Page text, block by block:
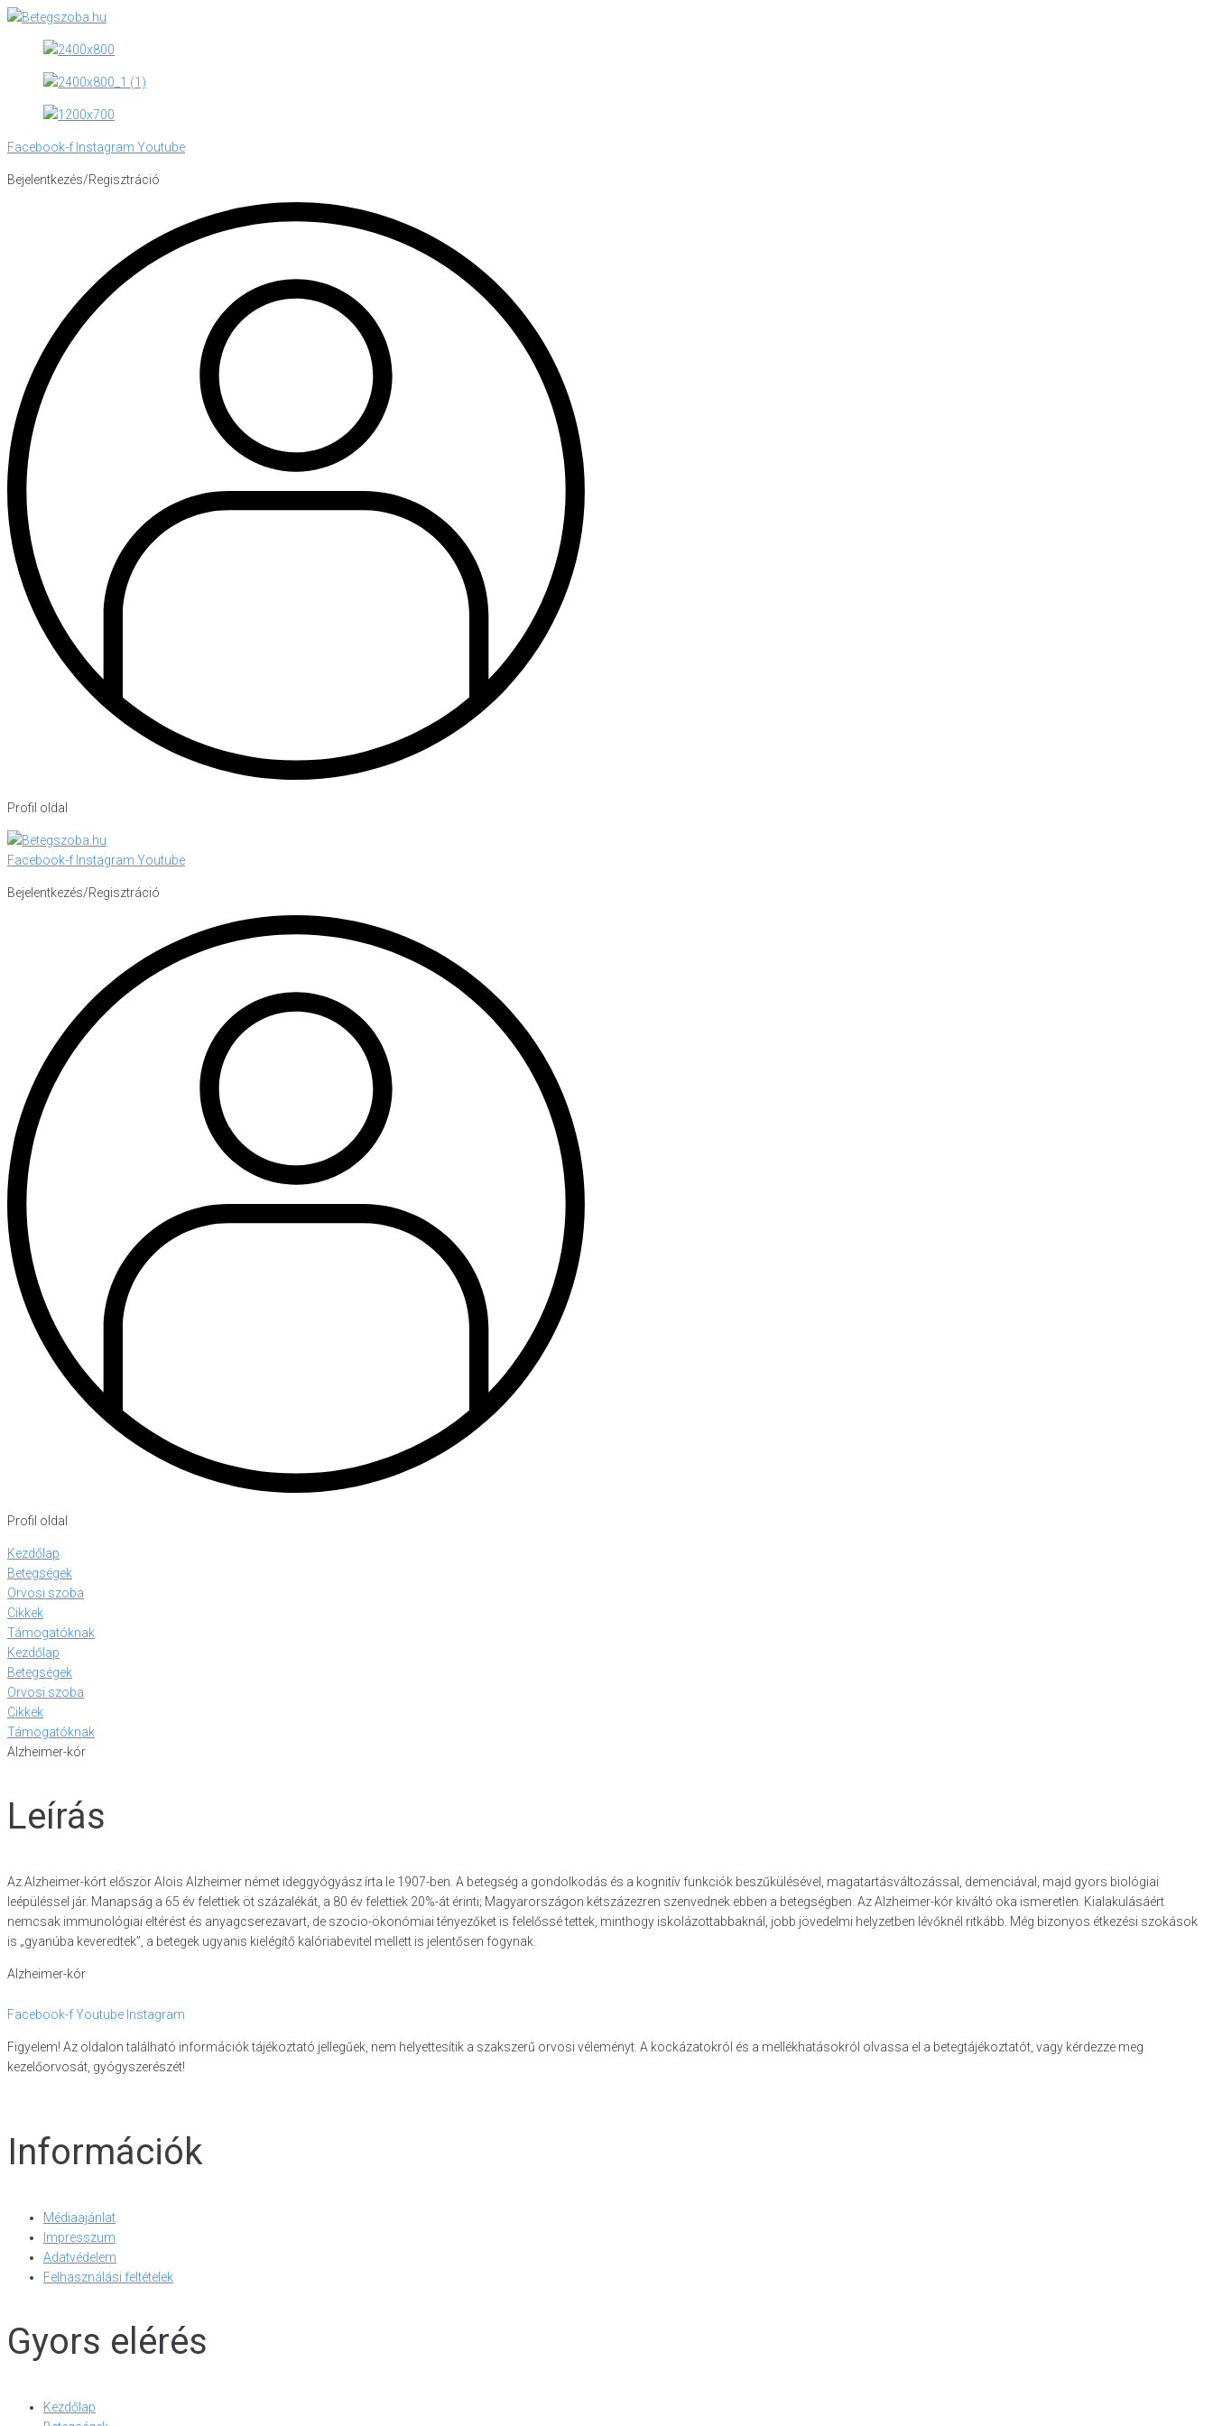
Skip
content
Facebook-f Instagram Youtube
Bejelentkezés/Regisztráció
Profil oldal
Facebook-f Instagram Youtube
Bejelentkezés/Regisztráció
Profil oldal
Kezdőlap
Betegségek
Orvosi szoba
Cikkek
Támogatóknak
Kezdőlap
Betegségek
Orvosi szoba
Cikkek
Támogatóknak
Alzheimer-kór
Leírás
Az Alzheimer-kórt először Alois Alzheimer német ideggyógyász írta le 1907-ben. A betegség a gondolkodás és a kognitív funkciók beszűkülésével, magatartásválto­zással, demenciával, majd gyors biológiai
leépüléssel jár. Manapság a 65 év felettiek öt százalékát, a 80 év felettiek 20%-át érinti; Magyaror­szágon kétszázezren szenvednek ebben a betegségben. Az Alzheimer-kór kiváltó oka ismeretlen. Kialakulásáért
nemcsak immunológiai eltérést és anyagcserezavart, de szocio-ökonómiai tényezőket is felelőssé tettek, mint­hogy iskolázottabbaknál, jobb jövedelmi helyzetben lévőknél ritkább. Még bizonyos étkezési szokások
is „gyanúba keveredtek”, a betegek ugyanis ki­elégítő kalóriabevitel mellett is jelentősen fogynak.
Alzheimer-kór
Facebook-fYoutube Instagram
Figyelem! Az oldalon található információk tájékoztató jellegűek, nem helyettesítik a szakszerű orvosi véleményt. A kockázatokról és a mellékhatásokról olvassa el a betegtájékoztatót, vagy kérdezze meg
kezelőorvosát, gyógyszerészét!
Információk
Médiaajánlat
Impresszum
Adatvédelem
Felhasználási feltételek
Gyors elérés
Kezdőlap